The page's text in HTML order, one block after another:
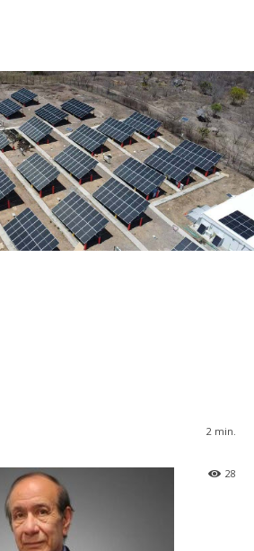
2 min.
28